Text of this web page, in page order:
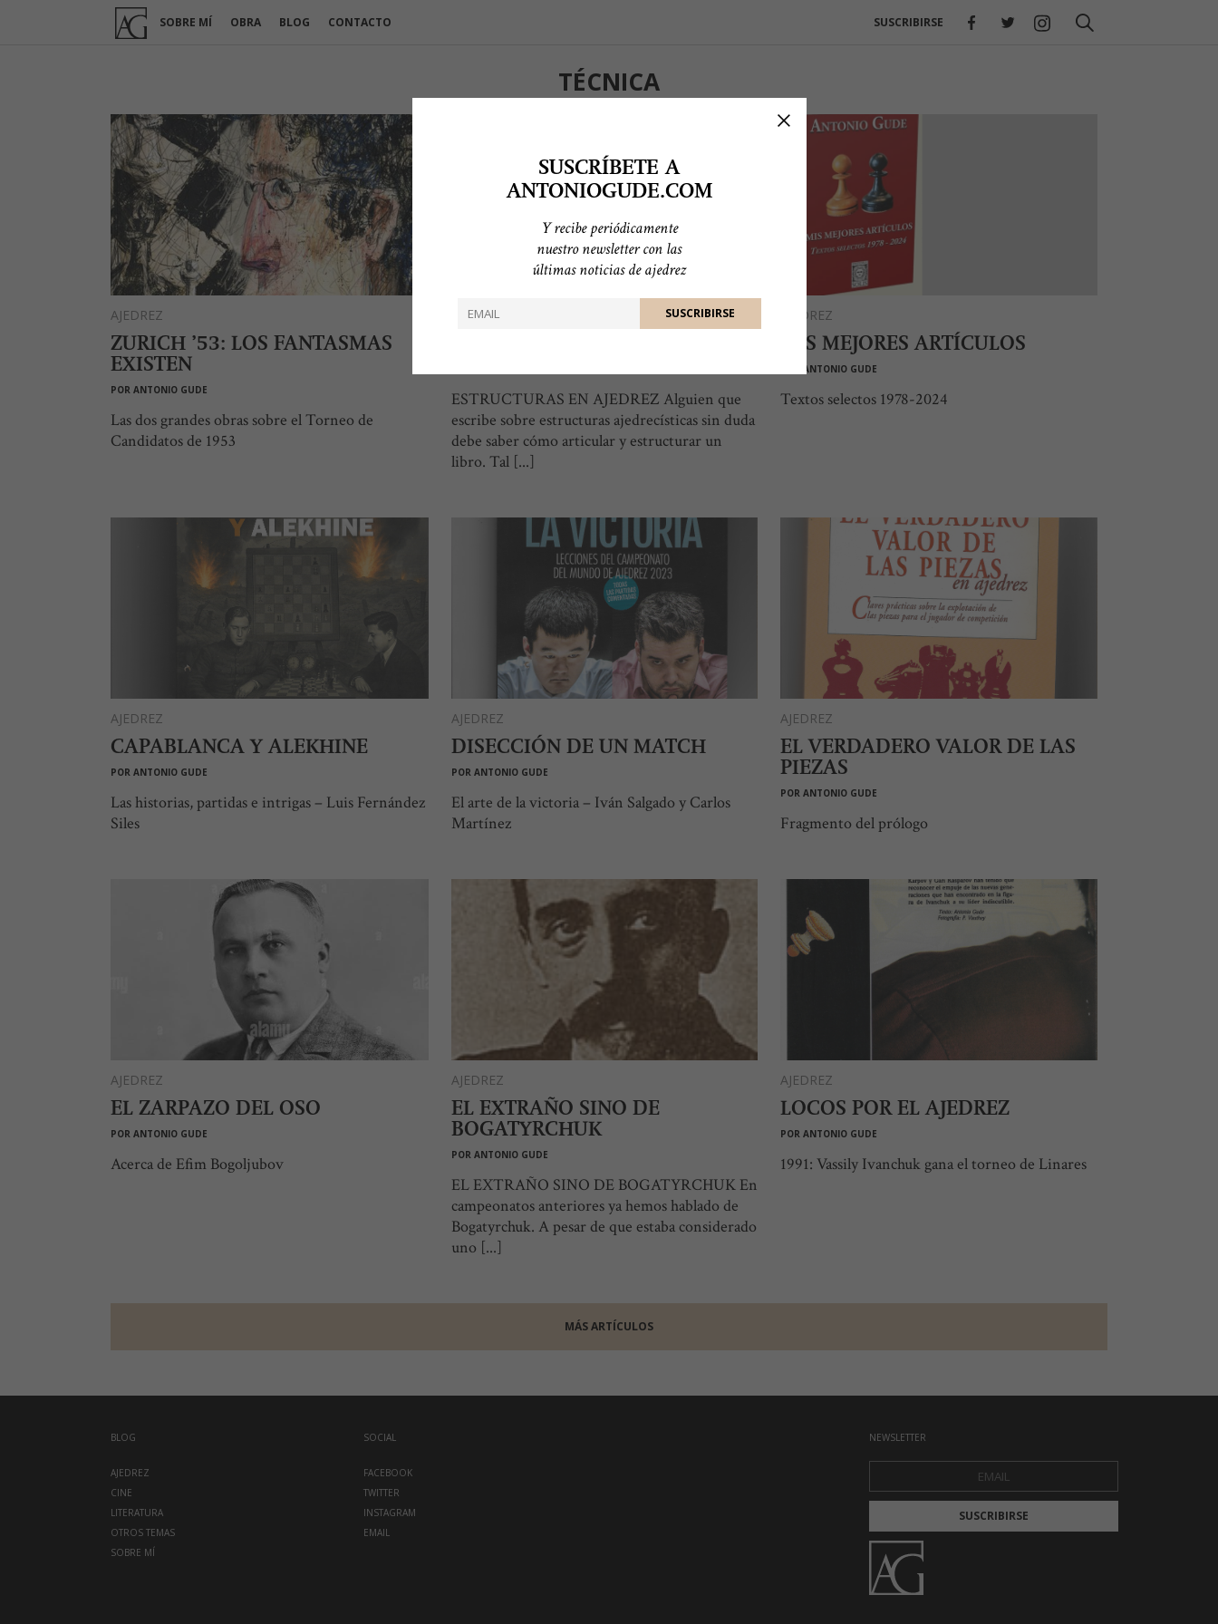
SUSCRÍBETE A
ANTONIOGUDE.COM
Y recibe periódicamente
nuestro newsletter con las
últimas noticias de ajedrez
SOBRE MÍ OBRA BLOG CONTACTO SUSCRIBIRSE
TÉCNICA
AJEDREZ
ZURICH ’53: LOS FANTASMAS
EXISTEN
POR ANTONIO GUDE
Las dos grandes obras sobre el Torneo de
Candidatos de 1953
AJEDREZ
ESTRUCTURAS EN AJEDREZ Alguien que
escribe sobre estructuras ajedrecísticas sin duda
debe saber cómo articular y estructurar un
libro. Tal [...]
AJEDREZ
MIS MEJORES ARTÍCULOS
ANTONIO GUDE
Textos selectos 1978-2024
AJEDREZ
CAPABLANCA Y ALEKHINE
POR ANTONIO GUDE
Las historias, partidas e intrigas – Luis Fernández
Siles
AJEDREZ
DISECCIÓN DE UN MATCH
POR ANTONIO GUDE
El arte de la victoria – Iván Salgado y Carlos
Martínez
AJEDREZ
EL VERDADERO VALOR DE LAS
PIEZAS
POR ANTONIO GUDE
Fragmento del prólogo
AJEDREZ
EL ZARPAZO DEL OSO
POR ANTONIO GUDE
Acerca de Efim Bogoljubov
AJEDREZ
EL EXTRAÑO SINO DE
BOGATYRCHUK
POR ANTONIO GUDE
EL EXTRAÑO SINO DE BOGATYRCHUK En
campeonatos anteriores ya hemos hablado de
Bogatyrchuk. A pesar de que estaba considerado
uno [...]
AJEDREZ
LOCOS POR EL AJEDREZ
POR ANTONIO GUDE
1991: Vassily Ivanchuk gana el torneo de Linares
MÁS ARTÍCULOS
BLOG
AJEDREZ
CINE
LITERATURA
OTROS TEMAS
SOBRE MÍ
SOCIAL
FACEBOOK
TWITTER
INSTAGRAM
EMAIL
NEWSLETTER